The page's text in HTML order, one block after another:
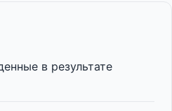
в результате